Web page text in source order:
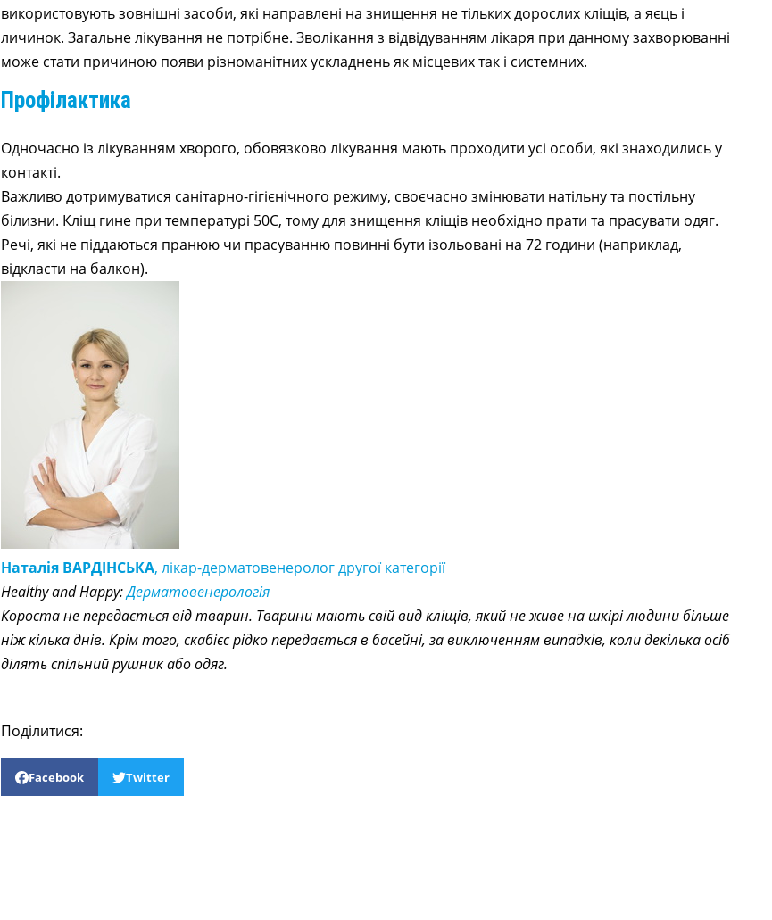
використовують зовнішні засоби, які направлені на знищення не тільких дорослих кліщів, а яєць і
личинок. Загальне лікування не потрібне. Зволікання з відвідуванням лікаря при данному захворюванні
може стати причиною появи різноманітних ускладнень як місцевих так і системних.
Профілактика
Одночасно із лікуванням хворого, обовязково лікування мають проходити усі особи, які знаходились у
контакті.
Важливо дотримуватися санітарно-гігієнічного режиму, своєчасно змінювати натільну та постільну
білизни. Кліщ гине при температурі 50С, тому для знищення кліщів необхідно прати та прасувати одяг.
Речі, які не піддаються пранюю чи прасуванню повинні бути ізольовані на 72 години (наприклад,
відкласти на балкон).
Наталія ВАРДІНСЬКА, лікар-дерматовенеролог другої категорії
Healthy and Happy:Дерматовенерологія
Короста не передається від тварин. Тварини мають свій вид кліщів, який не живе на шкірі людини більше
ніж кілька днів. Крім того, скабієс рідко передається в басейні, за виключенням випадків, коли декілька осіб
ділять спільний рушник або одяг.
Поділитися:
Facebook Twitter